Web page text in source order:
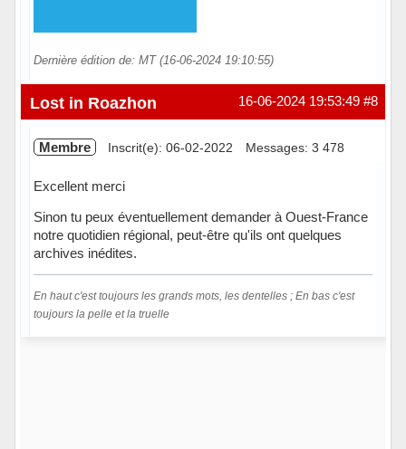
Dernière édition de: MT (16-06-2024 19:10:55)
Hors ligne #8
16-06-2024 19:53:49
Lost in Roazhon
Membre Inscrit(e): 06-02-2022 Messages: 3 478
Excellent merci
Sinon tu peux éventuellement demander à Ouest-France
notre quotidien régional, peut-être qu'ils ont quelques
archives inédites.
En haut c'est toujours les grands mots, les dentelles ; En bas c'est
toujours la pelle et la truelle